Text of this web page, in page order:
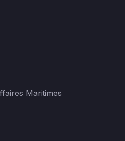
Maritimes